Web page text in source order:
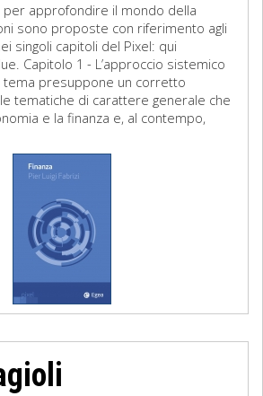
per approfondire il mondo della
sono proposte con riferimento agli
singoli capitoli del Pixel: qui
Capitolo 1 - L’approccio sistemico
tema presuppone un corretto
tematiche di carattere generale che
e la finanza e, al contempo,